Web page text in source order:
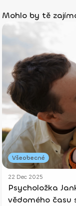
Mohlo by tě
Všeobecné
22 Dec 2025
Psycholožka
vědomého času